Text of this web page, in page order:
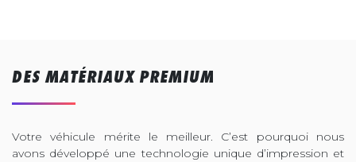
DES MATÉRIAUX PREMIUM
Votre véhicule mérite le meilleur. C’est pourquoi nous
avons développé une technologie unique d’impression et